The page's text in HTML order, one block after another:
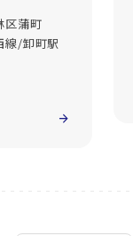
線/卸町駅